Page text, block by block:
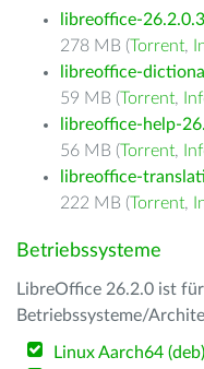
libreoffice-
278 MB (Torrent,
libreoffice-
59 MB (Torrent,
libreoffice-help-
56 MB (Torrent,
libreoffice-
222 MB (Torrent,
Betriebssysteme
LibreOffice 26.2.0 ist
Betriebssysteme/
Linux Aarch64 (deb)